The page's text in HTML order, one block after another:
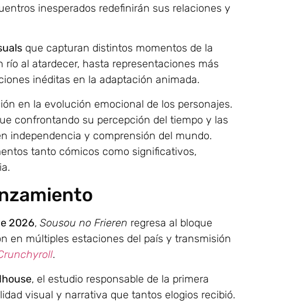
inesperados redefinirán sus relaciones y
que capturan distintos momentos de la
al atardecer, hasta representaciones más
inéditas en la adaptación animada.
en la evolución emocional de los personajes.
confrontando su percepción del tiempo y las
independencia y comprensión del mundo.
tanto cómicos como significativos,
2026, Sousou no Frieren regresa al bloque
en múltiples estaciones del país y transmisión
.
, el estudio responsable de la primera
visual y narrativa que tantos elogios recibió.